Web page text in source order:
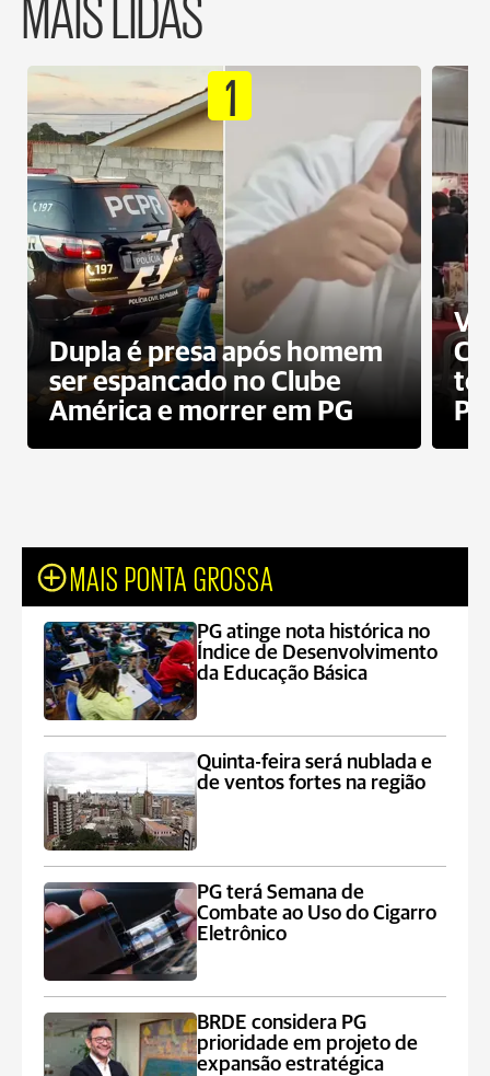
1
Dupla é presa após homem
ser espancado no Clube
América e morrer em PG
PG
MAIS PONTA GROSSA
PG atinge nota histórica no
Índice de Desenvolvimento
da Educação Básica
Quinta-feira será nublada e
de ventos fortes na região
PG terá Semana de
Combate ao Uso do Cigarro
Eletrônico
BRDE considera PG
prioridade em projeto de
expansão estratégica